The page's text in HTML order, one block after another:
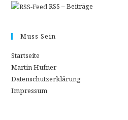
RSS – Beiträge
Muss Sein
Startseite
Martin Hufner
Datenschutzerklärung
Impressum